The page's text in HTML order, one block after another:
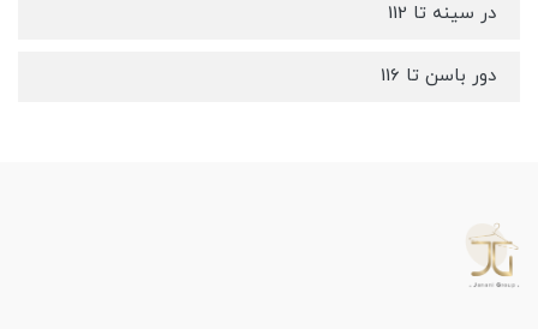
در سینه تا 112
دور باسن تا 116